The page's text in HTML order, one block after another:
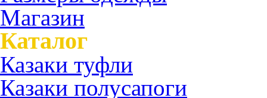
Магазин
Каталог
Казаки туфли
Казаки полусапоги